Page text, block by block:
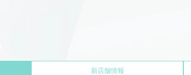
新店舗情報